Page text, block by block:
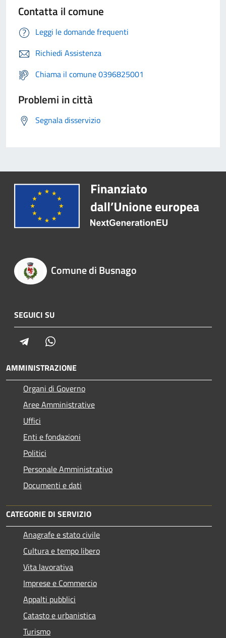
Contatta il comune
Leggi le domande frequenti
Richiedi Assistenza
Chiama il comune 0396825001
Problemi in città
Segnala disservizio
Comune di Busnago
SEGUICI SU
Telegram
AMMINISTRAZIONE
Organi di Governo
Aree Amministrative
Uffici
Enti e fondazioni
Politici
Personale Amministrativo
Documenti e dati
CATEGORIE DI SERVIZIO
Anagrafe e stato civile
Cultura e tempo libero
Vita lavorativa
Imprese e Commercio
Appalti pubblici
Catasto e urbanistica
Turismo